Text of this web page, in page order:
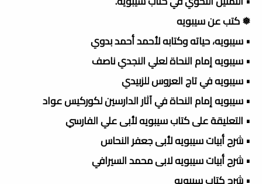
❅ كتب عن سيبويه
• سيبويه، حياته وكتابه لأحمد أحمد بدوي
• سيبويه إمام النحاة لعلي النجدي ناصف
• سيبويه في تاج العروس للزبيدي
• سيبويه إمام النحاة في آثار الدارسين لكوركيس عواد
• التعليقة على كتاب سيبويه لأبى علي الفارسي
• شرح أبيات سيبويه لأبى جعفر النحاس
• شرح أبيات سيبويه لابى محمد السيرافي